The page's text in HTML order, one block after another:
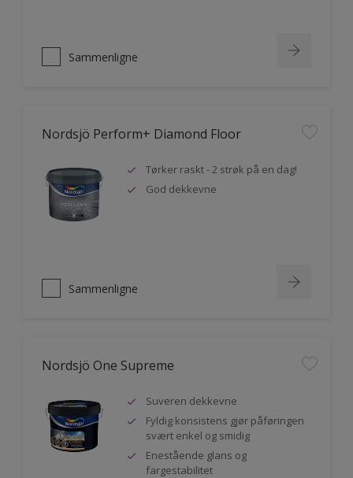
Sammenligne
Nordsjö Perform+ Diamond Floor
Tørker raskt - 2 strøk på en dag!
God dekkevne
Sammenligne
Nordsjö One Supreme
Suveren dekkevne
Fyldig konsistens gjør påføringen
svært enkel og smidig
Enestående glans og
fargestabilitet